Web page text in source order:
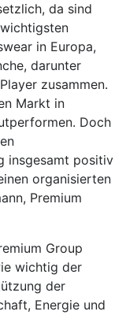
da sind
in Europa,
darunter
zusammen.
Markt in
Doch
insgesamt positiv
organisierten
Premium
Group
wichtig der
der
Energie und